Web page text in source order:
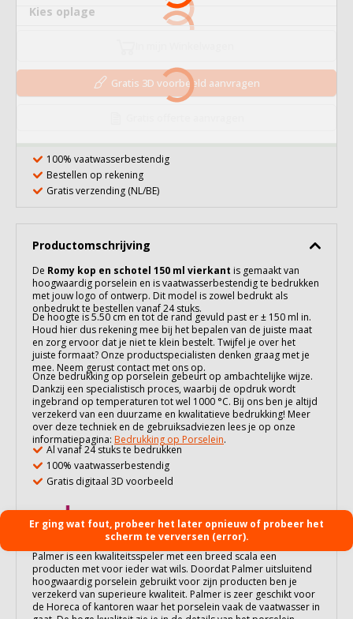
Kies oplage
Gratis 3D voorbeeld aanvragen
100% vaatwasserbestendig
Bestellen op rekening
Gratis verzending (NL/BE)
Productomschrijving
De Romy kop en schotel 150 ml vierkant is gemaakt van
hoogwaardig porselein en is vaatwasserbestendig te bedrukken
met jouw logo of ontwerp. Dit model is zowel bedrukt als
onbedrukt te bestellen vanaf 24 stuks.
De hoogte is 5.50 cm en tot de rand gevuld past er ± 150 ml in.
Houd hier dus rekening mee bij het bepalen van de juiste maat
en zorg ervoor dat je niet te klein bestelt. Twijfel je over het
juiste formaat? Onze productspecialisten denken graag met je
mee. Neem gerust contact met ons op.
Onze bedrukking op porselein gebeurt op ambachtelijke wijze.
Dankzij een specialistisch proces, waarbij de opdruk wordt
ingebrand op temperaturen tot wel 1000 °C. Bij ons ben je altijd
verzekerd van een duurzame en kwalitatieve bedrukking! Meer
over deze techniek en de gebruiksadviezen lees je op onze
informatiepagina: Bedrukking op Porselein.
Al vanaf 24 stuks te bedrukken
100% vaatwasserbestendig
Gratis digitaal 3D voorbeeld
Palmer is een kwaliteitsspeler met een breed scala een
producten met voor ieder wat wils. Doordat Palmer uitsluitend
hoogwaardig porselein gebruikt voor zijn producten ben je
verzekerd van superieure kwaliteit. Palmer is zeer geschikt voor
de Horeca of kantoren waar het porselein vaak de vaatwasser in
Er ging wat fout, probeer het later opnieuw of probeer het
scherm te verversen (error).